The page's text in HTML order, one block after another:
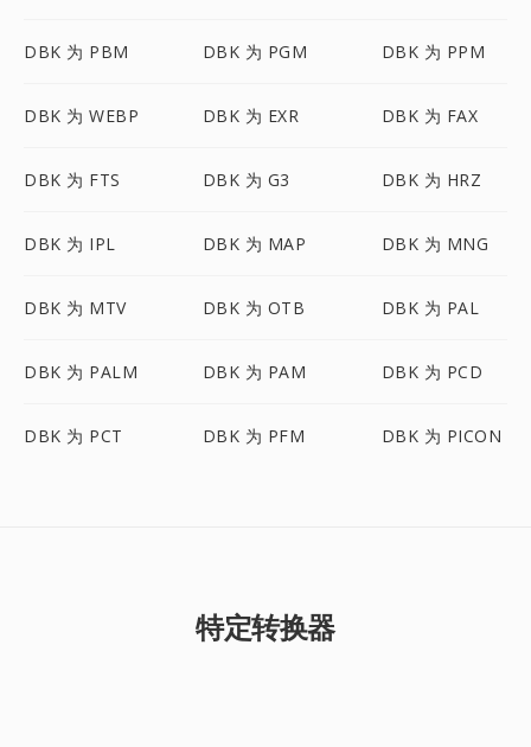
DBK 为 PBM DBK 为 PGM DBK 为 PPM
DBK 为 WEBP DBK 为 EXR DBK 为 FAX
DBK 为 FTS DBK 为 G3 DBK 为 HRZ
DBK 为 IPL DBK 为 MAP DBK 为 MNG
DBK 为 MTV DBK 为 OTB DBK 为 PAL
DBK 为 PALM DBK 为 PAM DBK 为 PCD
DBK 为 PCT DBK 为 PFM DBK 为 PICON
特定转换器